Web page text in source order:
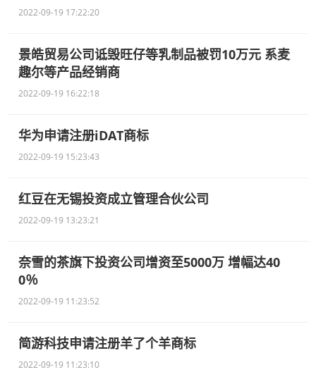
2022-09-19 17:22:20
景皓贸易公司诋毁旺仔等乳制品被罚10万元 系麦
趣尔等产品经销商
2022-09-19 16:22:18
华为申请注册iDAT商标
2022-09-19 15:23:43
红豆在无锡投资成立管理合伙公司
2022-09-19 13:23:21
奈雪的茶旗下投资公司增资至5000万 增幅达40
0％
2022-09-19 11:23:52
简游科技申请注册羊了个羊商标
2022-09-19 11:23:10